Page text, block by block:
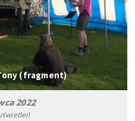
(fragment)
2022